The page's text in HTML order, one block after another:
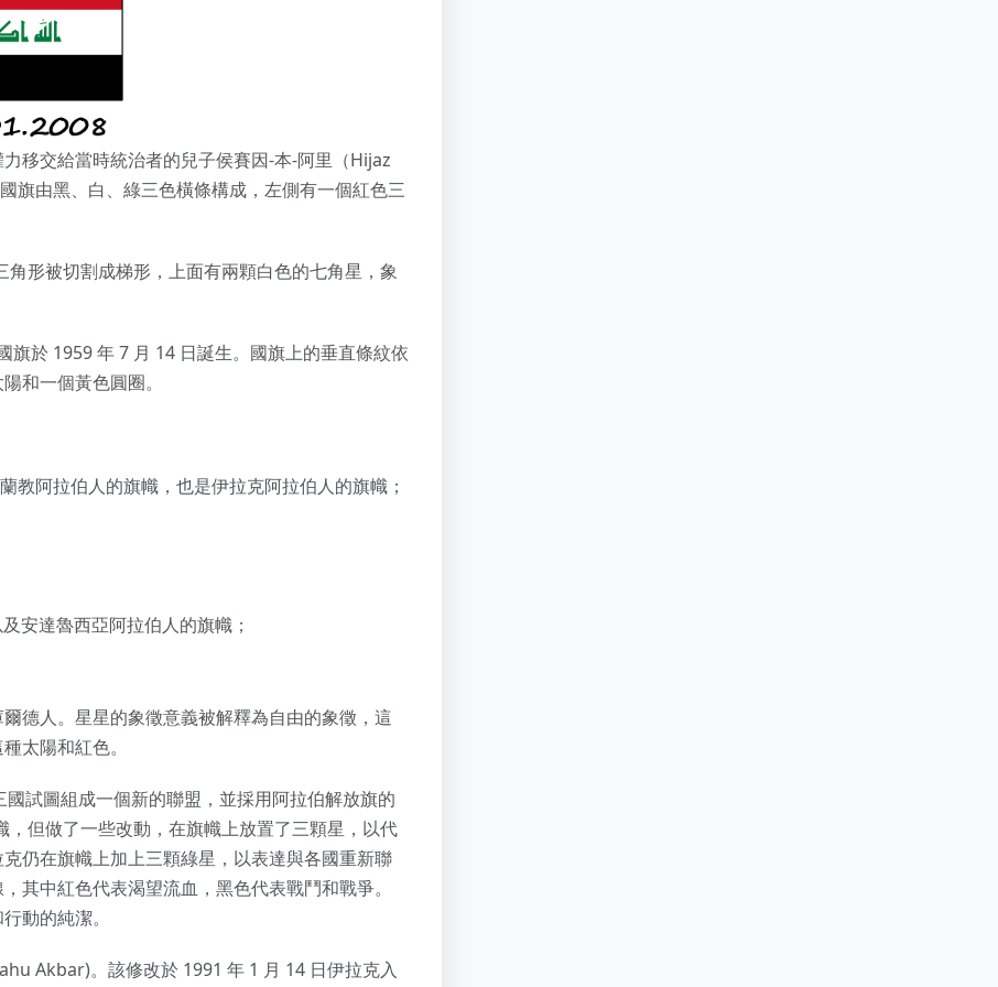
移交給當時統治者的兒子侯賽因-本-阿里（Hijaz
旗由黑、白、綠三色橫條構成，左側有一個紅色三
形被切割成梯形，上面有兩顆白色的七角星，象
於 1959 年 7 月 14 日誕生。國旗上的垂直條紋依
和一個黃色圓圈。
教阿拉伯人的旗幟，也是伊拉克阿拉伯人的旗幟；
安達魯西亞阿拉伯人的旗幟；
德人。星星的象徵意義被解釋為自由的象徵，這
太陽和紅色。
試圖組成一個新的聯盟，並採用阿拉伯解放旗的
但做了一些改動，在旗幟上放置了三顆星，以代
仍在旗幟上加上三顆綠星，以表達與各國重新聯
其中紅色代表渴望流血，黑色代表戰鬥和戰爭。
動的純潔。
Akbar)。該修改於 1991 年 1 月 14 日伊拉克入